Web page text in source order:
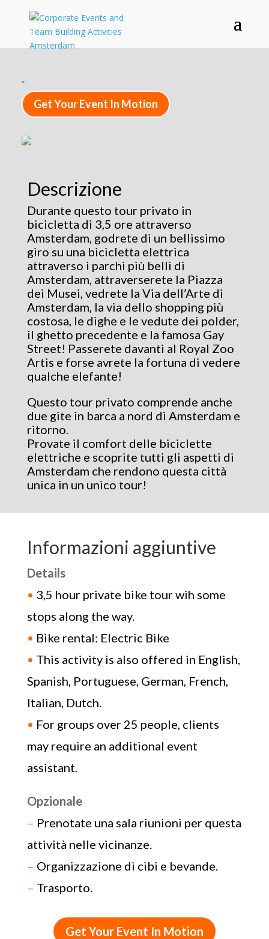
”
Get Your Event In Motion
Descrizione
Durante questo tour privato in
bicicletta di 3,5 ore attraverso
Amsterdam, godrete di un bellissimo
giro su una bicicletta elettrica
attraverso i parchi più belli di
Amsterdam, attraverserete la Piazza
dei Musei, vedrete la Via dell’Arte di
Amsterdam, la via dello shopping più
costosa, le dighe e le vedute dei polder,
il ghetto precedente e la famosa Gay
Street! Passerete davanti al Royal Zoo
Artis e forse avrete la fortuna di vedere
qualche elefante!
Questo tour privato comprende anche
due gite in barca a nord di Amsterdam e
ritorno.
Provate il comfort delle biciclette
elettriche e scoprite tutti gli aspetti di
Amsterdam che rendono questa città
unica in un unico tour!
Informazioni aggiuntive
Details
• 3,5 hour private bike tour wih some
stops along the way.
• Bike rental: Electric Bike
• This activity is also offered in English,
Spanish, Portuguese, German, French,
Italian, Dutch.
• For groups over 25 people, clients
may require an additional event
assistant.
Opzionale
– Prenotate una sala riunioni per questa
attività nelle vicinanze.
– Organizzazione di cibi e bevande.
– Trasporto.
Get Your Event In Motion